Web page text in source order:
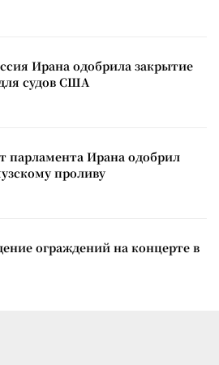
Ирана одобрила закрытие
судов США
Ирана одобрил
проливу
ограждений на концерте в